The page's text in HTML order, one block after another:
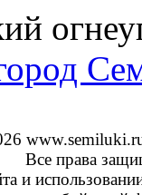
Все права
и